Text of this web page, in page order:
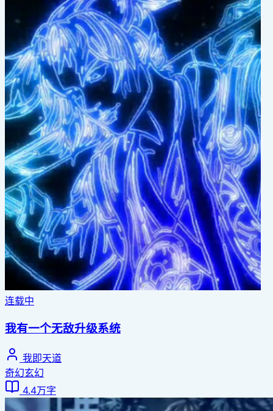
连载中
我有一个无敌升级系统
我即天道
奇幻玄幻
4.4万字